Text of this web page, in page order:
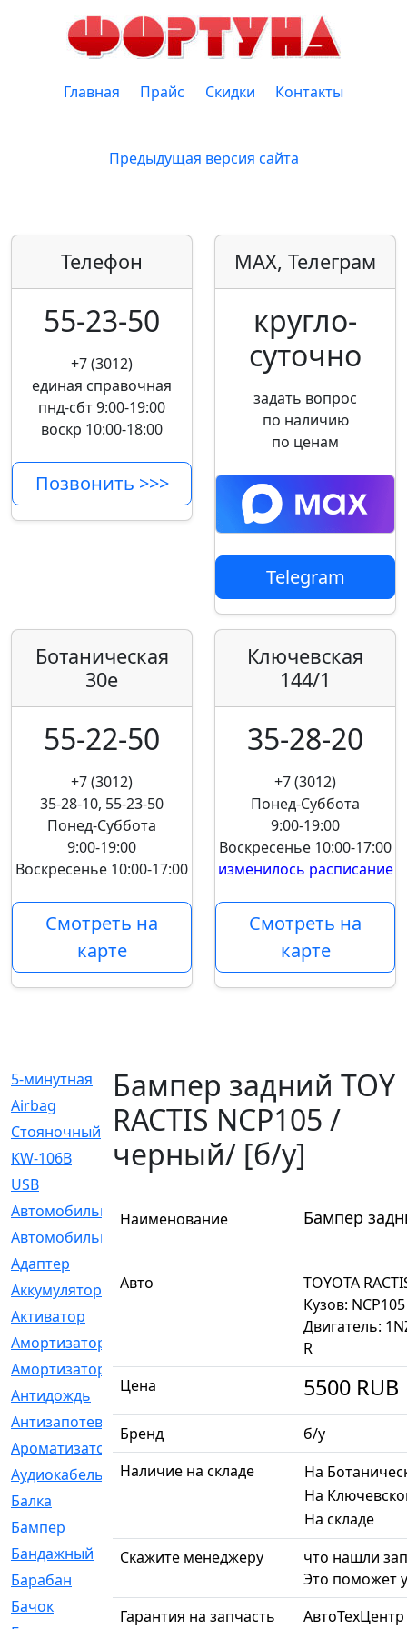
Главная Прайс Скидки Контакты
Предыдущая версия сайта
Телефон
55-23-50
+7 (3012)
единая справочная
пнд-сбт 9:00-19:00
воскр 10:00-18:00
Позвонить >>>
MAX, Телеграм
кругло­
суточно
задать вопрос
по наличию
по ценам
Telegram
Ботаническая
30е
55-22-50
+7 (3012)
35-28-10, 55-23-50
Понед-Суббота
9:00-19:00
Воскресенье 10:00-17:00
Смотреть на
карте
Ключевская
144/1
35-28-20
+7 (3012)
Понед-Суббота
9:00-19:00
Воскресенье 10:00-17:00
изменилось расписание
Смотреть на
карте
5-минутная
[1]
Airbag
[18]
Cтояночный
[1]
KW-106B
[0]
USB
Автомобильное
[6]
Автомобильный
Адаптер
[3]
Аккумулятор
Активатор
Амортизатор
Амортизаторы
[21]
Антидождь
Антизапотеватель
[1]
Ароматизатор
[35]
Аудиокабель
[2]
Балка
Бампер
Бандажный
[6]
Барабан
Бачок
Бампер задний TOY
RACTIS NCP105 /
черный/ [б/у]
Наименование Бампер
Авто
TOYOTA
Кузов: NCP105
Двигатель:
R
Цена
5500 RUB
Бренд
б/у
Наличие на складе
На
На
На складе
Скажите менеджеру
что нашли
Это поможет
Гарантия на запчасть